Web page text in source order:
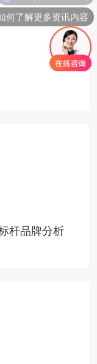
杆品牌分析
何了解更多资讯内容